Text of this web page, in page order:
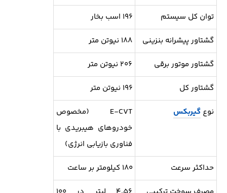
۱۹۶ اسب بخار توان کل سیستم
۱۸۸ نیوتن متر گشتاور پیشرانه بنزینی
۲۰۶ نیوتن متر گشتاور موتور برقی
۱۹۶ نیوتن متر گشتاور کل
E-CVT (مخصوص
خودروهای هیبریدی با
فناوری بازیابی انرژی)
نوع گیربکس
۱۸۰ کیلومتر بر ساعت حداکثر سرعت